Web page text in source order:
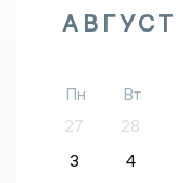
АВГУСТ
Пн Вт
27
28
3
4